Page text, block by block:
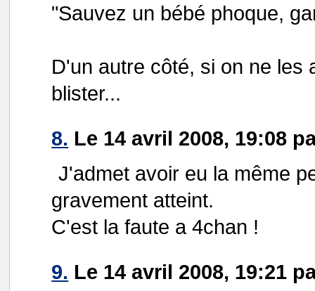
"Sauvez un bébé phoque,
D'un autre côté, si on ne les
blister...
8. Le 14 avril 2008, 19:08
J'admet avoir eu la même
gravement atteint.
C'est la faute a 4chan !
9. Le 14 avril 2008, 19:21